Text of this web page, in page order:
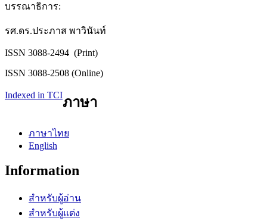
บรรณาธิการ:
รศ.ดร.ประภาส พาวินันท์
ISSN 3088-2494 (Print)
ISSN 3088-2508 (Online)
Indexed in TCIภาษา
ภาษาไทย
English
Information
สำหรับผู้อ่าน
สำหรับผู้แต่ง